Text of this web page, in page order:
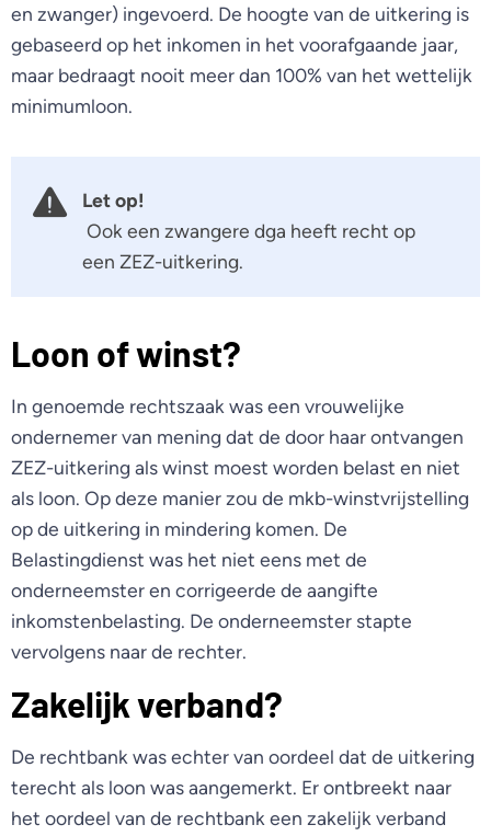
en zwanger) ingevoerd. De hoogte van de uitkering is
gebaseerd op het inkomen in het voorafgaande jaar,
maar bedraagt nooit meer dan 100% van het wettelijk
minimumloon.
Let op!
Ook een zwangere dga heeft recht op
een ZEZ-uitkering.
Loon of winst?
In genoemde rechtszaak was een vrouwelijke
ondernemer van mening dat de door haar ontvangen
ZEZ-uitkering als winst moest worden belast en niet
als loon. Op deze manier zou de mkb-winstvrijstelling
op de uitkering in mindering komen. De
Belastingdienst was het niet eens met de
onderneemster en corrigeerde de aangifte
inkomstenbelasting. De onderneemster stapte
vervolgens naar de rechter.
Zakelijk verband?
De rechtbank was echter van oordeel dat de uitkering
terecht als loon was aangemerkt. Er ontbreekt naar
het oordeel van de rechtbank een zakelijk verband